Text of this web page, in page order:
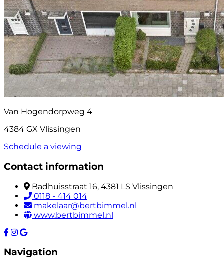
Van Hogendorpweg 4
4384 GX Vlissingen
Schedule a viewing
Contact information
Badhuisstraat 16, 4381 LS Vlissingen
0118 - 414 014
makelaar@bertbimmel.nl
www.bertbimmel.nl
Navigation